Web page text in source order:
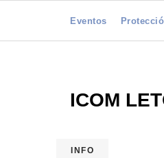
Eventos
ICOM
INFO